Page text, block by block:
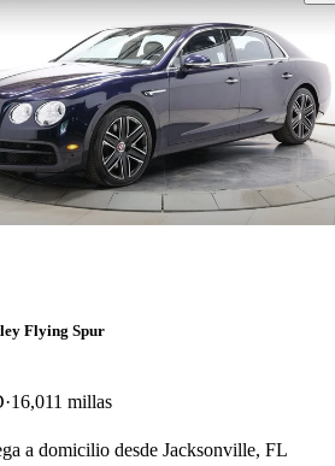
Flying Spur
16,011 millas
a domicilio desde Jacksonville, FL